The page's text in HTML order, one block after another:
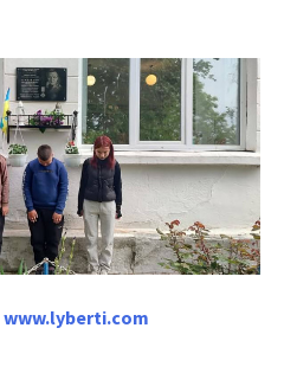
www.lyberti.com